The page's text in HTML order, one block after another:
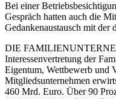
Bei einer
Gespräch hatten auch die
Gedankenaustausch mit der
DIE
Interessenvertretung der
Eigentum, Wettbewerb und
Mitgliedsunternehmen
460 Mrd. Euro. Über 90